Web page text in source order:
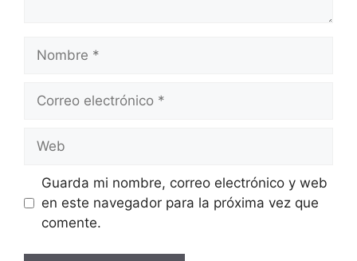
Nombre
Correo
Web
Guarda mi nombre, correo electrónico y web
en este navegador para la próxima vez que
comente.